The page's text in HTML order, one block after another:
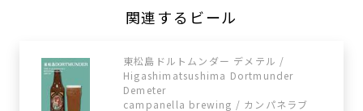
関連するビール
東松島ドルトムンダー デメテル /
Higashimatsushima Dortmunder
Demeter
campanella brewing / カンパネラブ